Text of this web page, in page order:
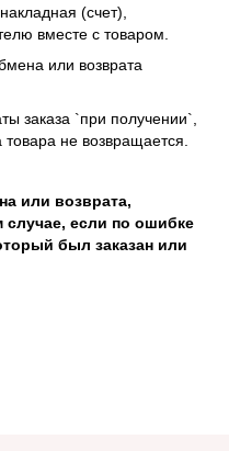
(счет),
вместе с товаром.
или возврата
заказа `при получении`,
не возвращается.
или возврата,
случае, если по ошибке
был заказан или